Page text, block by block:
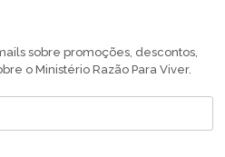
sobre promoções, descontos,
o Ministério Razão Para Viver.